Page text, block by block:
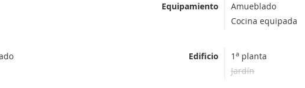
Equipamiento
Amueblado
Cocina equipada
Edificio 1 a planta
Jardín